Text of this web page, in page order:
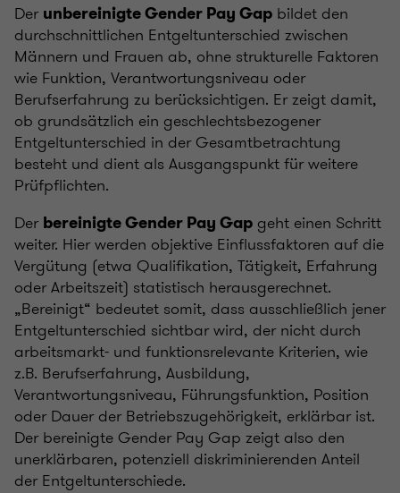
Der unbereinigte Gender Pay Gap bildet den
durchschnittlichen Entgeltunterschied zwischen
Männern und Frauen ab, ohne strukturelle Faktoren
wie Funktion, Verantwortungsniveau oder
Berufserfahrung zu berücksichtigen. Er zeigt damit,
ob grundsätzlich ein geschlechtsbezogener
Entgeltunterschied in der Gesamtbetrachtung
besteht und dient als Ausgangspunkt für weitere
Prüfpflichten.
Der bereinigte Gender Pay Gap geht einen Schritt
weiter. Hier werden objektive Einflussfaktoren auf die
Vergütung (etwa Qualifikation, Tätigkeit, Erfahrung
oder Arbeitszeit) statistisch herausgerechnet.
„Bereinigt“ bedeutet somit, dass ausschließlich jener
Entgeltunterschied sichtbar wird, der nicht durch
arbeitsmarkt- und funktionsrelevante Kriterien, wie
z.B. Berufserfahrung, Ausbildung,
Verantwortungsniveau, Führungsfunktion, Position
oder Dauer der Betriebszugehörigkeit, erklärbar ist.
Der bereinigte Gender Pay Gap zeigt also den
unerklärbaren, potenziell diskriminierenden Anteil
der Entgeltunterschiede.